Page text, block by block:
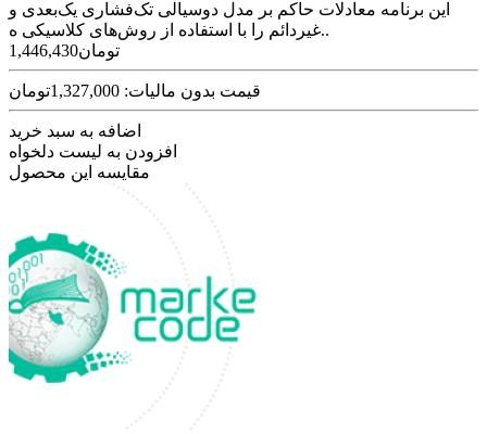
این برنامه معادلات حاکم بر مدل دوسیالی تک‌فشاری یک‌بعدی و
غیردائم را با استفاده از روش‌های کلاسیکی ه..
1,446,430تومان
قیمت بدون مالیات: 1,327,000تومان
اضافه به سبد خرید
افزودن به لیست دلخواه
مقایسه این محصول